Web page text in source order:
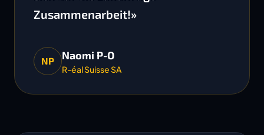
Zusammenarbeit!»
NP Naomi P-O
R-éal Suisse SA